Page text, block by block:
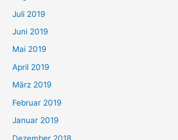
Juli 2019
Juni 2019
Mai 2019
April 2019
März 2019
Februar 2019
Januar 2019
Dezember 2018